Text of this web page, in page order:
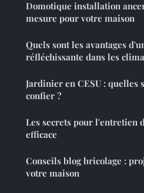
Domotique installation
mesure pour votre maison
Quels sont les avantages
réfléchissante dans les
Jardinier en CESU : quelles
confier ?
Les secrets pour l'entretien
efficace
Conseils blog bricolage :
votre maison